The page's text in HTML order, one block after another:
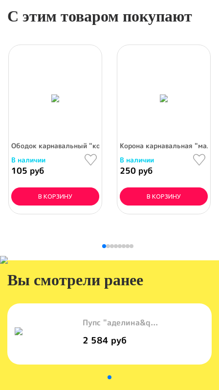
С этим товаром покупают
фантазия
Ободок карнавальный "кошечка" в пакете
В наличии
105 руб
В КОРЗИНУ
Корона карнавальная
В наличии
250 руб
В КОРЗИНУ
Вы смотрели ранее
Пупс "аделина&q...
2 584 руб